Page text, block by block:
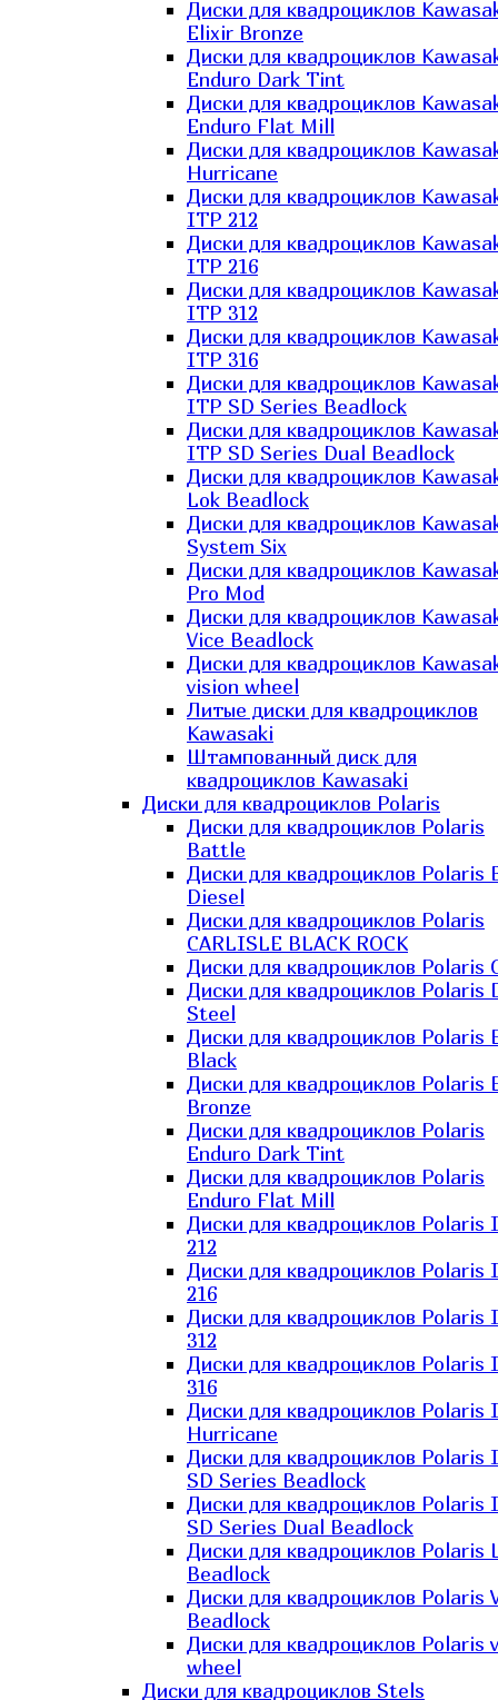
Диски для квадроциклов
Elixir Bronze
Диски для квадроциклов
Enduro Dark Tint
Диски для квадроциклов
Enduro Flat Mill
Диски для квадроциклов
Hurricane
Диски для квадроциклов
ITP 212
Диски для квадроциклов
ITP 216
Диски для квадроциклов
ITP 312
Диски для квадроциклов
ITP 316
Диски для квадроциклов
ITP SD Series Beadlock
Диски для квадроциклов
ITP SD Series Dual Beadlock
Диски для квадроциклов
Lok Beadlock
Диски для квадроциклов
System Six
Диски для квадроциклов
Pro Mod
Диски для квадроциклов
Vice Beadlock
Диски для квадроциклов
vision wheel
Литые диски для квадроциклов
Kawasaki​
Штампованный диск для
квадроциклов Kawasaki​
Диски для квадроциклов Polaris
Диски для квадроциклов Polaris
Battle
Диски для квадроциклов Polaris
Diesel
Диски для квадроциклов Polaris
CARLISLE BLACK ROCK
Диски для квадроциклов Polaris
Диски для квадроциклов Polaris
Steel
Диски для квадроциклов Polaris
Black
Диски для квадроциклов Polaris
Bronze
Диски для квадроциклов Polaris
Enduro Dark Tint
Диски для квадроциклов Polaris
Enduro Flat Mill
Диски для квадроциклов Polaris
212
Диски для квадроциклов Polaris
216
Диски для квадроциклов Polaris
312
Диски для квадроциклов Polaris
316
Диски для квадроциклов Polaris
Hurricane
Диски для квадроциклов Polaris
SD Series Beadlock
Диски для квадроциклов Polaris
SD Series Dual Beadlock
Диски для квадроциклов Polaris
Beadlock
Диски для квадроциклов Polaris
Beadlock
Диски для квадроциклов Polaris
wheel
Диски для квадроциклов Stels